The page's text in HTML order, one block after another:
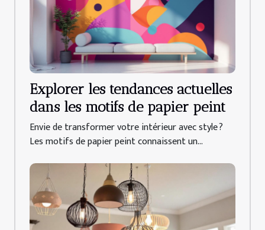
Explorer les tendances actuelles
dans les motifs de papier peint
Envie de transformer votre intérieur avec style ?
Les motifs de papier peint connaissent un...